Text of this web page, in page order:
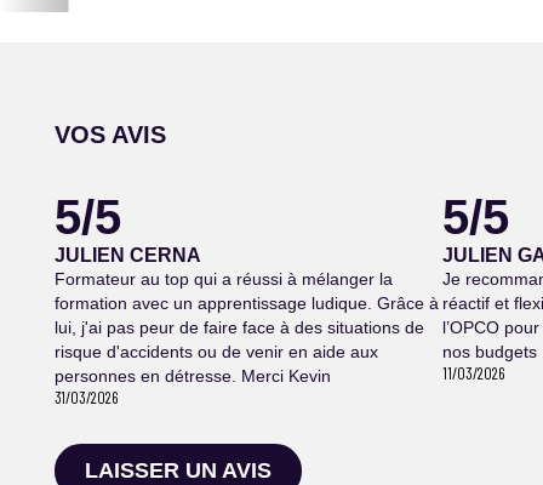
VOS AVIS
5/5
JULIEN CERNA
Formateur au top qui a réussi à mélanger la
formation avec un apprentissage ludique. Grâce à
lui, j'ai pas peur de faire face à des situations de
risque d'accidents ou de venir en aide aux
personnes en détresse. Merci Kevin
31/03/2026
5/5
JULIEN
Je
réactif et
l’OPCO
nos budgets
11/03/2026
LAISSER UN AVIS